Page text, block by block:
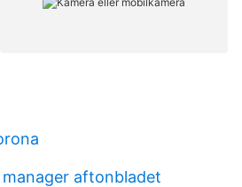
manager aftonbladet